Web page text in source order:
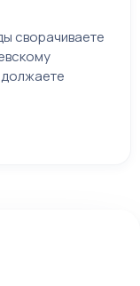
сворачиваете